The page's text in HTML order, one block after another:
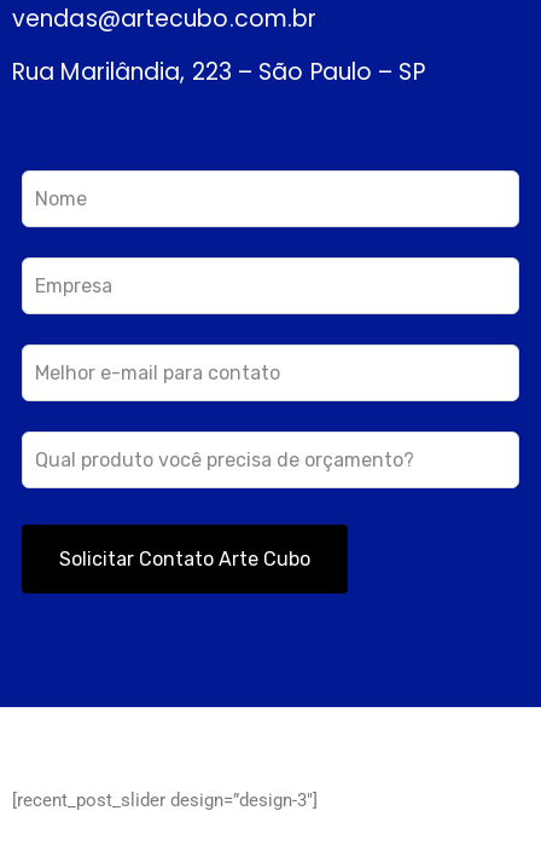
vendas@artecubo.com.br
Rua Marilândia, 223 – São Paulo – SP
Solicitar Contato Arte Cubo
[recent_post_slider design=”design-3″]